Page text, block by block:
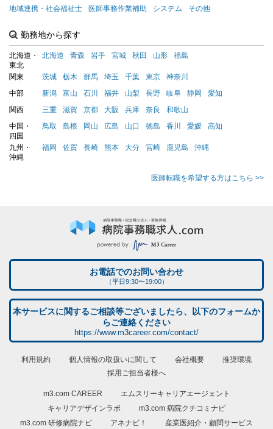
地域連携・社会福祉士
医師事務作業補助 システム その他
勤務地から探す
北海道・
東北
北海道 青森 岩手 宮城 秋田 山形 福島
関東 茨城 栃木 群馬 埼玉 千葉 東京
神奈川
中部
新潟 富山 石川 福井 山梨 長野 岐阜 静岡
愛知
関西
三重 滋賀 京都 大阪 兵庫 奈良
和歌山
中国・
四国
鳥取 島根 岡山 広島 山口 徳島 香川 愛媛 高知
九州・
沖縄
福岡 佐賀 長崎 熊本 大分 宮崎 鹿児島 沖縄
医師転職を希望する方はこちら >>
お電話でのお問い合わせ
（平日9:30〜19:00）
本サービスに関するご相談等ございましたら、以下のフォームか
らご連絡ください
https://www.m3career.com/contact/
利用規約 個人情報の取扱いに関して 会社概要
推奨環境
採用ご担当者様へ
m3.com CAREER
エムスリーキャリアエージェント
キャリアデザインラボ
m3.com 病院クチコミナビ
m3.com 研修病院ナビ
アネナビ！ 産業医紹介・顧問サービス